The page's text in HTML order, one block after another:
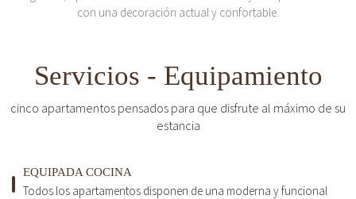
con una decoración actual y confortable.
Servicios - Equipamiento
cinco apartamentos pensados para que disfrute al máximo de su
estancia
EQUIPADA COCINA
Todos los apartamentos disponen de una moderna y funcional